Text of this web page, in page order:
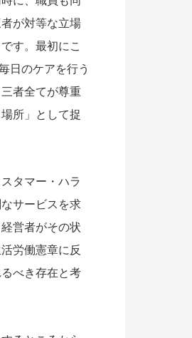
が対等な立場
す。最初にこ
日のケアを行う
者全てが尊重
所」として捉
タマー・ハラ
サービスを求
営者がその状
労働憲章に反
べき存在と考